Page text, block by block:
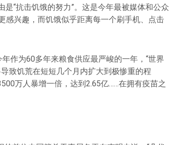
“抗击饥饿的努力”。这是今年最被媒体和公众
感兴趣，而饥饿似乎距离每一个刷手机、点击
作为60多年来粮食供应最严峻的一年，“世界
致饥荒在短短几个月内扩大到极惨重的程
万人暴增一倍，达到2.65亿……在拥有疫苗之